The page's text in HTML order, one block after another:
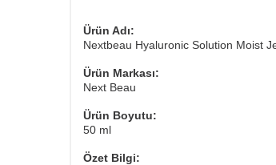
Ürün Adı:
Nextbeau Hyaluronic Solution Moist
Ürün Markası:
Next Beau
Ürün Boyutu:
50 ml
Özet Bilgi: